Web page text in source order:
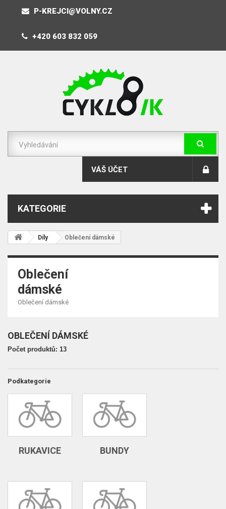
P-KREJCI@VOLNY.CZ
+420 603 832 059
VÁŠ ÚČET
KATEGORIE
Díly Oblečení dámské
Oblečení
dámské
Oblečení dámské
OBLEČENÍ DÁMSKÉ
Počet produktů: 13
Podkategorie
RUKAVICE BUNDY